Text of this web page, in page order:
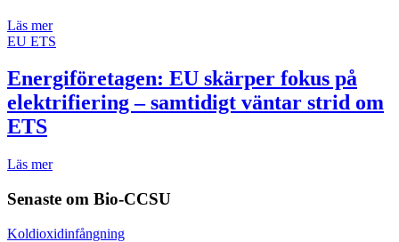
Läs mer
EU ETS
Energiföretagen: EU skärper fokus på
elektrifiering – samtidigt väntar strid om
ETS
Läs mer
Senaste om Bio-CCSU
Koldioxidinfångning